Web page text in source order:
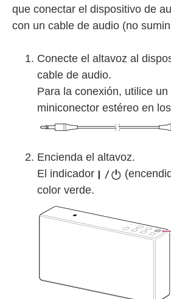
que conectar el dispositivo de
con un cable de audio (no
Conecte el altavoz al
cable de audio.
Para la conexión, utilice
miniconector estéreo en
Encienda el altavoz.
El indicador
color verde.